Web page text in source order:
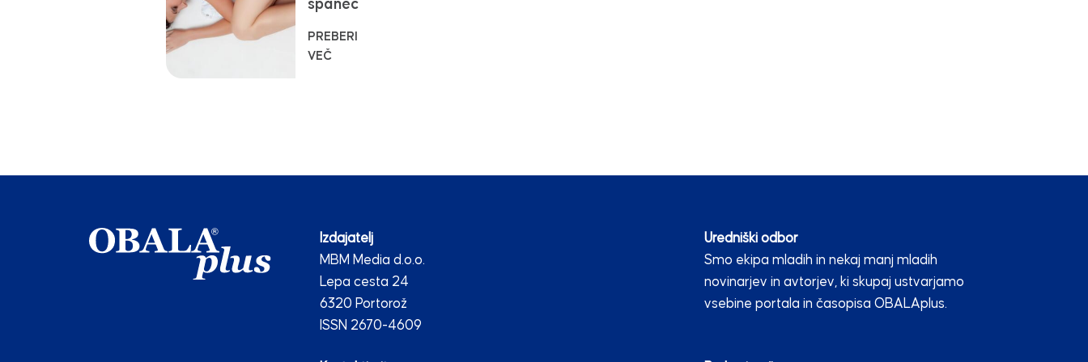
spanec
PREBERI
VEČ
Izdajatelj
MBM Media d.o.o.
Lepa cesta 24
6320 Portorož
ISSN 2670-4609
Uredniški odbor
Smo ekipa mladih in nekaj manj mladih
novinarjev in avtorjev, ki skupaj ustvarjamo
vsebine portala in časopisa OBALAplus.